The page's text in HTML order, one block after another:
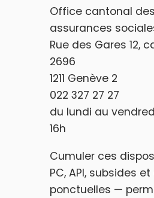
Office cantonal des
assurances
Rue des Gares 12,
2696
1211 Genève 2
022 327 27 27
du lundi au
16h
Cumuler ces
PC, API, subsides
ponctuelles —